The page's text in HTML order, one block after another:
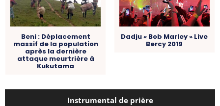
Beni : Déplacement
massif de la population
après la dernière
attaque meurtrière à
Kukutama
Dadju « Bob Marley » Live
Bercy 2019
Instrumental de prière